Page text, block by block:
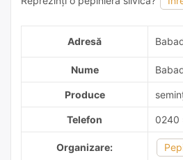
Adresă
Nume
Produce
Telefon 0240
Organizare: